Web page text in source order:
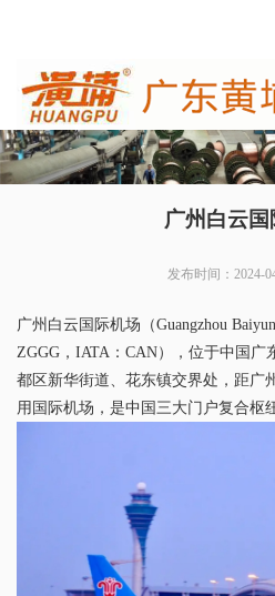
广州白云
发布时间：2024-
广州白云国际机场（Guangzhou
ZGGG，IATA：CAN），位于中国
都区新华街道、花东镇交界处，距广
用国际机场，是中国三大门户复合枢